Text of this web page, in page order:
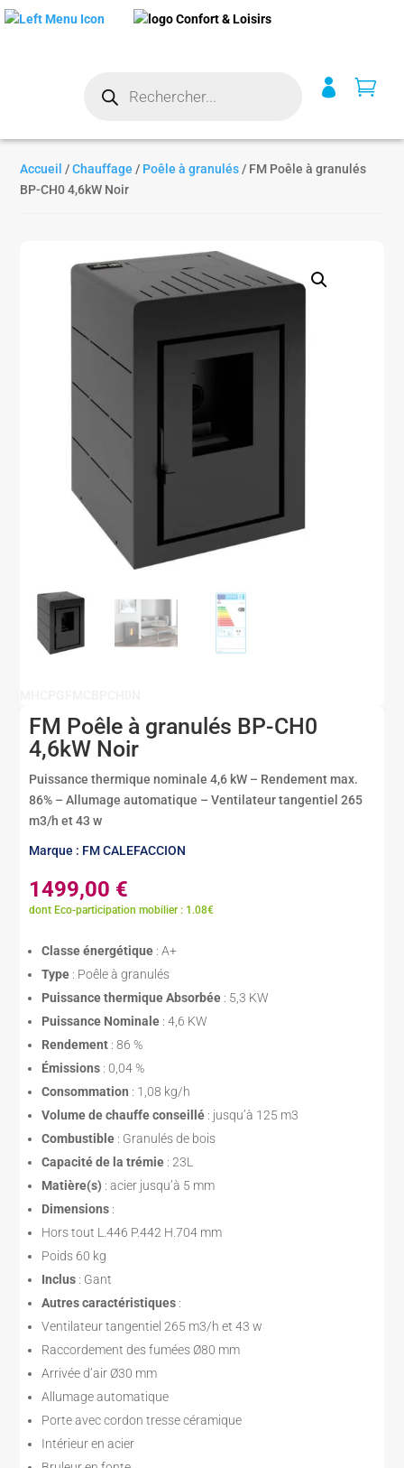
produits
 
Accueil /Chauffage / Poêle à granulés / FM Poêle à granulés
BP-CH0 4,6kW Noir
FM Poêle à granulés BP-CH0
4,6kW Noir
Puissance thermique nominale 4,6 kW – Rendement max.
86% – Allumage automatique – Ventilateur tangentiel 265
m3/h et 43 w
Marque : FM CALEFACCION
1499,00 €
dont Eco-participation mobilier : 1.08€
Classe énergétique : A+
Type : Poêle à granulés
Puissance thermique Absorbée : 5,3 KW
Puissance Nominale : 4,6 KW
Rendement : 86 %
Émissions : 0,04 %
Consommation : 1,08 kg/h
Volume de chauffe conseillé : jusqu’à 125 m3
Combustible : Granulés de bois
Capacité de la trémie : 23L
Matière(s) : acier jusqu’à 5 mm
Dimensions :
Hors tout L.446 P.442 H.704 mm
Poids 60 kg
Inclus : Gant
Autres caractéristiques :
Ventilateur tangentiel 265 m3/h et 43 w
Raccordement des fumées Ø80 mm
Arrivée d’air Ø30 mm
Allumage automatique
Porte avec cordon tresse céramique
Intérieur en acier